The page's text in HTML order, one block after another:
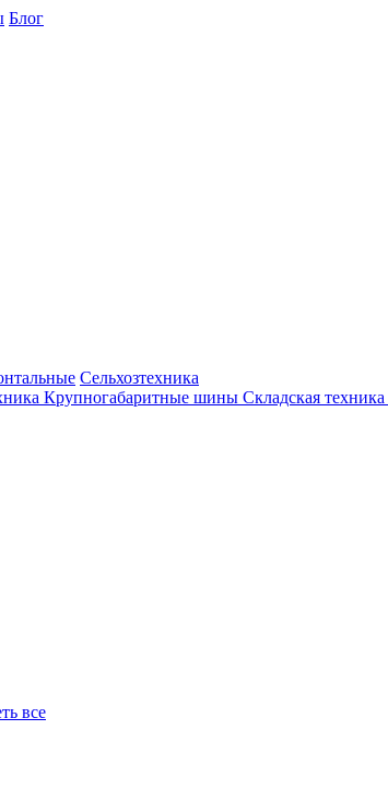
Блог
Сельхозтехника
Крупногабаритные шины Складская техника
все